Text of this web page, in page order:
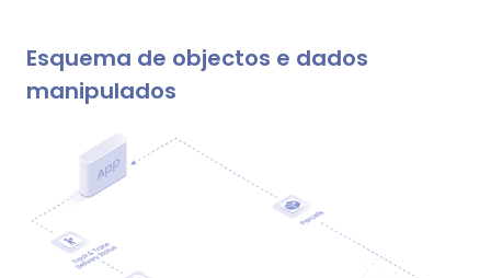
Esquema de objectos e dados
manipulados